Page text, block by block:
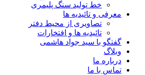
خط تولید سنگ پلیمری
معرفی و تائیدیه ها
تصاویری از محیط دفتر
تائیدیه ها و افتخارات
گفتگو با سید جواد هاشمی
وبلاگ
درباره ما
تماس با ما